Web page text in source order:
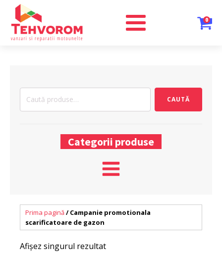
0
Caută
CAUTĂ
Categorii produse
Prima pagină/ Campanie promotionala
scarificatoare de gazon
Afișez singurul rezultat